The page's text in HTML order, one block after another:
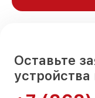
Оставьте